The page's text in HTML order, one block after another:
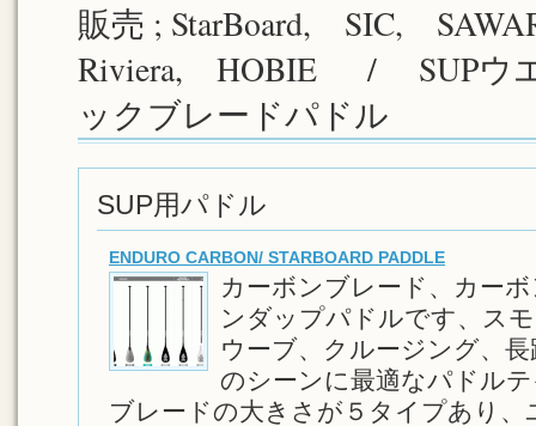
販売 ; StarBoard, SIC,
Riviera, HOBIE / SUPウ
ックブレードパドル
SUP用パドル
ENDURO CARBON/ STARBOARD PADDLE
カーボンブレード、カー
ンダップパドルです、ス
ウーブ、クルージング、
のシーンに最適なパドル
ブレードの大きさが５タイプあり